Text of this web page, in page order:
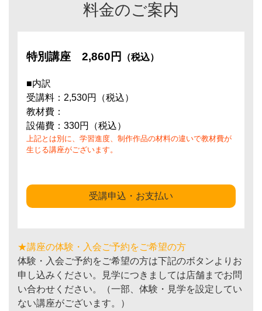
料金のご案内
特別講座 2,860円 （税込）
■内訳
受講料：2,530円（税込）
教材費：
設備費：330円（税込）
上記とは別に、学習進度、制作作品の材料の違いで教材費が
生じる講座がございます。
受講申込・お支払い
★講座の体験・入会ご予約をご希望の方
体験・入会ご予約をご希望の方は下記のボタンよりお
申し込みください。見学につきましては店舗までお問
い合わせください。（一部、体験・見学を設定してい
ない講座がございます。）